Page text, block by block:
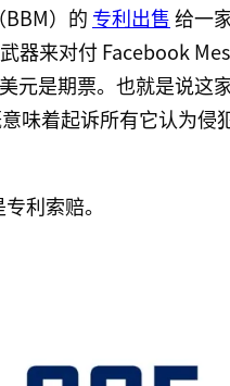
BBM）的 专利出售给一
来对付 Facebook
元是期票。也就是说这
味着起诉所有它认为侵
利索赔。